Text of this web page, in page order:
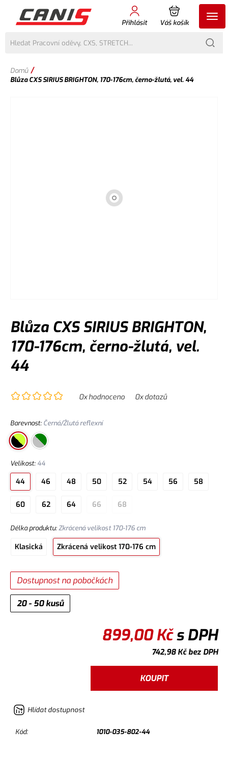
Přihlásit Váš košík
Domů /
Blůza CXS SIRIUS BRIGHTON, 170-176cm, černo-žlutá, vel. 44
Blůza CXS SIRIUS BRIGHTON,
170-176cm, černo-žlutá, vel.
44
0x hodnoceno 0x dotazů
Barevnost: Černá/Žlutá reflexní
Velikost: 44
44 46 48 50 52 54 56 58
60 62 64 66 68
Délka produktu:Zkrácená velikost 170-176 cm
Klasická Zkrácená velikost 170-176 cm
20 - 50 kusů
Dostupnost na pobočkách
899,00Kčs DPH
742,98Kčbez DPH
KOUPIT
Hlídat dostupnost
Kód: 1010-035-802-44